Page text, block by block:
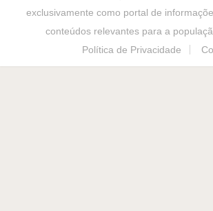
exclusivamente como portal de
conteúdos relevantes para a
Política de Privacidade